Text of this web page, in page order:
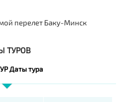
перелет Баку-Минск
ТУРОВ
Даты тура